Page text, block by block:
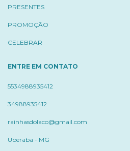
PRESENTES
PROMOÇÃO
CELEBRAR
ENTRE EM CONTATO
5534988935412
34988935412
rainhasdolaco@gmail.com
Uberaba - MG